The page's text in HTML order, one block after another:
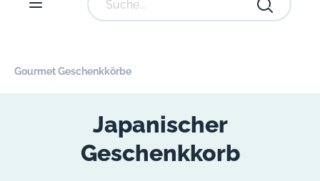
Gourmet Geschenkkörbe
Japanischer
Geschenkkorb